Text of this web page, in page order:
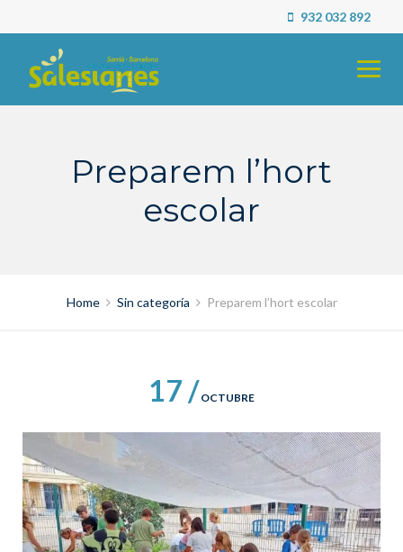
to
932 032 892
Preparem l’hort
escolar
Home Sin categoría Preparem l’hort escolar
17 / OCTUBRE